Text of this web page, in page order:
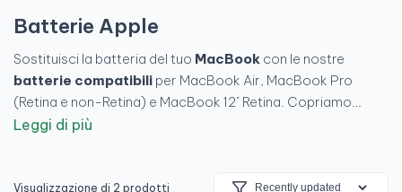
Batterie Apple
Sostituisci la batteria del tuo MacBook con le nostre
batterie compatibili per MacBook Air, MacBook Pro
(Retina e non-Retina) e MacBook 12" Retina. Copriamo
l'intera generazione
A1466, A1496) e MacBook Pro 15" (A1286, A1398, A1707,
Leggi di più
Visualizzazione di 2 prodotti